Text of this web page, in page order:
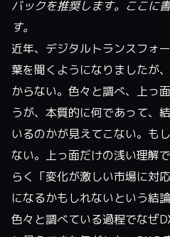
バックを推奨します。ここに
す。
近年、デジタルトランスフォ
葉を聞くようになりましたが
からない。色々と調べ、上っ
うが、本質的に何であって、
いるのかが見えてこない。も
ない。上っ面だけの浅い理解
らく「変化が激しい市場に対
になるかもしれないという結
色々と調べている過程でなぜ